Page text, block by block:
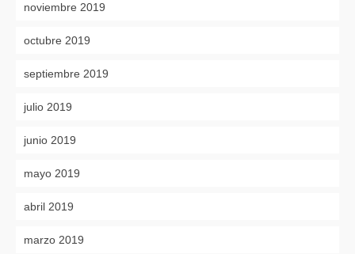
noviembre 2019
octubre 2019
septiembre 2019
julio 2019
junio 2019
mayo 2019
abril 2019
marzo 2019